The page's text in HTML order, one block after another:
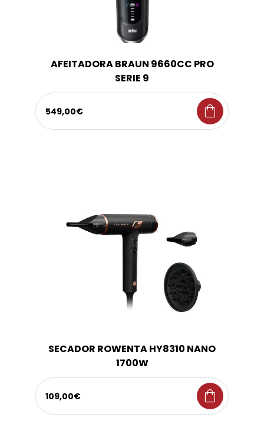
AFEITADORA BRAUN 9660CC PRO
SERIE 9
549,00€ shopping_bag
SECADOR ROWENTA HY8310 NANO
1700W
109,00€ shopping_bag